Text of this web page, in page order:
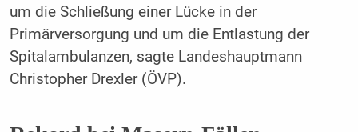
um die Schließung einer Lücke in der
Primärversorgung und um die Entlastung der
Spitalambulanzen, sagte Landeshauptmann
Christopher Drexler (ÖVP).